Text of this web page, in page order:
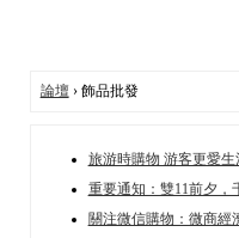
論壇› 飾品批發
旅游時購物 游客更愛生
重要通知：雙11前夕，
關注微信購物：微商經